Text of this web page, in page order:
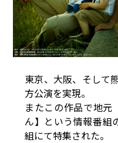
東京、大阪、そして
方公演を実現。
またこの作品で地
ん】という情報番組
組にて特集された。